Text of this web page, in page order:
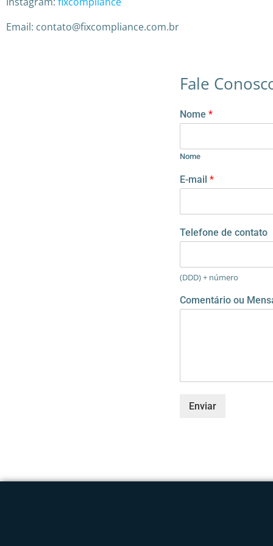
Email: contato@fixcompliance.com.br
Fale
Nome *
Nome
T
e
o
M
e
n
s
E-mail *
Telefone de contato
(DDD) + número
Comentário ou
Enviar